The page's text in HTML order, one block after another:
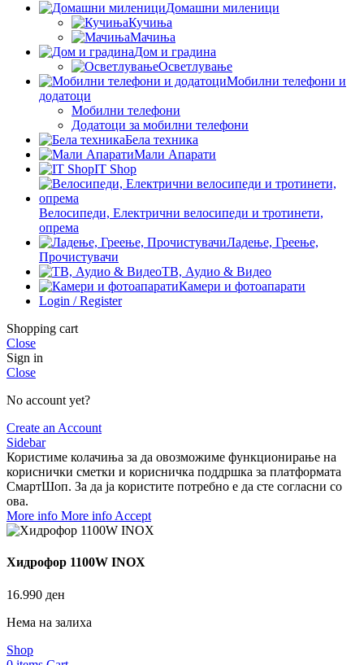
Домашни миленици
Кучиња
Мачиња
Дом и градина
Осветлување
Мобилни телефони и
додатоци
Мобилни телефони
Додатоци за мобилни телефони
Бела техника
Мали Апарати
IT Shop
Велосипеди, Електрични велосипеди и тротинети,
опрема
Ладење, Греење,
Прочистувачи
ТВ, Аудио & Видео
Камери и фотоапарати
Login / Register
Shopping cart
Close
Sign in
Close
No account yet?
Create an Account
Sidebar
Користиме колачиња за да овозможиме функционирање на
кориснички сметки и корисничка поддршка за платформата
СмартШоп. За да ја користите потребно е да сте согласни со
ова.
More info More info Accept
Хидрофор 1100W INOX
16.990 ден
Нема на залиха
Shop